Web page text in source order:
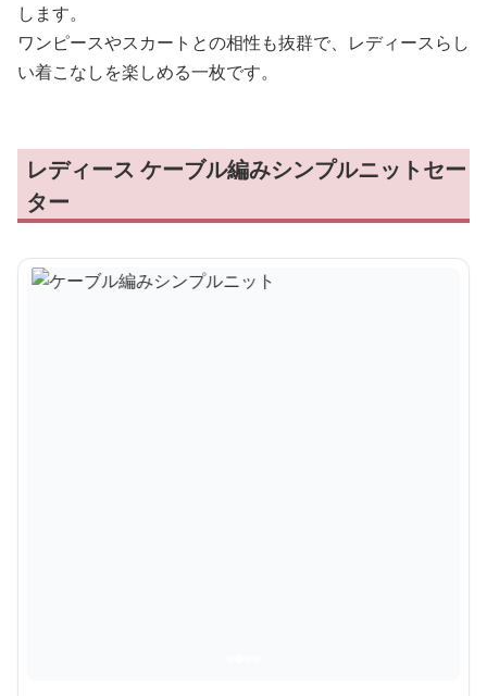
します。
ワンピースやスカートとの相性も抜群で、レディースらし
い着こなしを楽しめる一枚です。
レディース ケーブル編みシンプルニットセー
ター